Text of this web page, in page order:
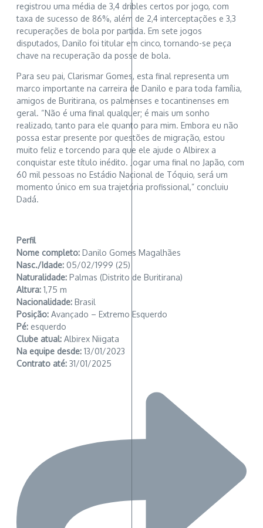
registrou uma média de 3,4 dribles certos por jogo, com
taxa de sucesso de 86%, além de 2,4 interceptações e 3,3
recuperações de bola por partida. Em sete jogos
disputados, Danilo foi titular em cinco, tornando-se peça
chave na recuperação da posse de bola.
Para seu pai, Clarismar Gomes, esta final representa um
marco importante na carreira de Danilo e para toda família,
amigos de Buritirana, os palmenses e tocantinenses em
geral. “Não é uma final qualquer; é mais um sonho
realizado, tanto para ele quanto para mim. Embora eu não
possa estar presente por questões de migração, estou
muito feliz e torcendo para que ele ajude o Albirex a
conquistar este título inédito. Jogar uma final no Japão, com
60 mil pessoas no Estádio Nacional de Tóquio, será um
momento único em sua trajetória profissional,” concluiu
Dadá.
Perfil
Nome completo: Danilo Gomes Magalhães
Nasc./Idade: 05/02/1999 (25)
Naturalidade: Palmas (Distrito de Buritirana)
Altura: 1,75 m
Nacionalidade: Brasil
Posição: Avançado – Extremo Esquerdo
Pé: esquerdo
Clube atual: Albirex Niigata
Na equipe desde: 13/01/2023
Contrato até: 31/01/2025